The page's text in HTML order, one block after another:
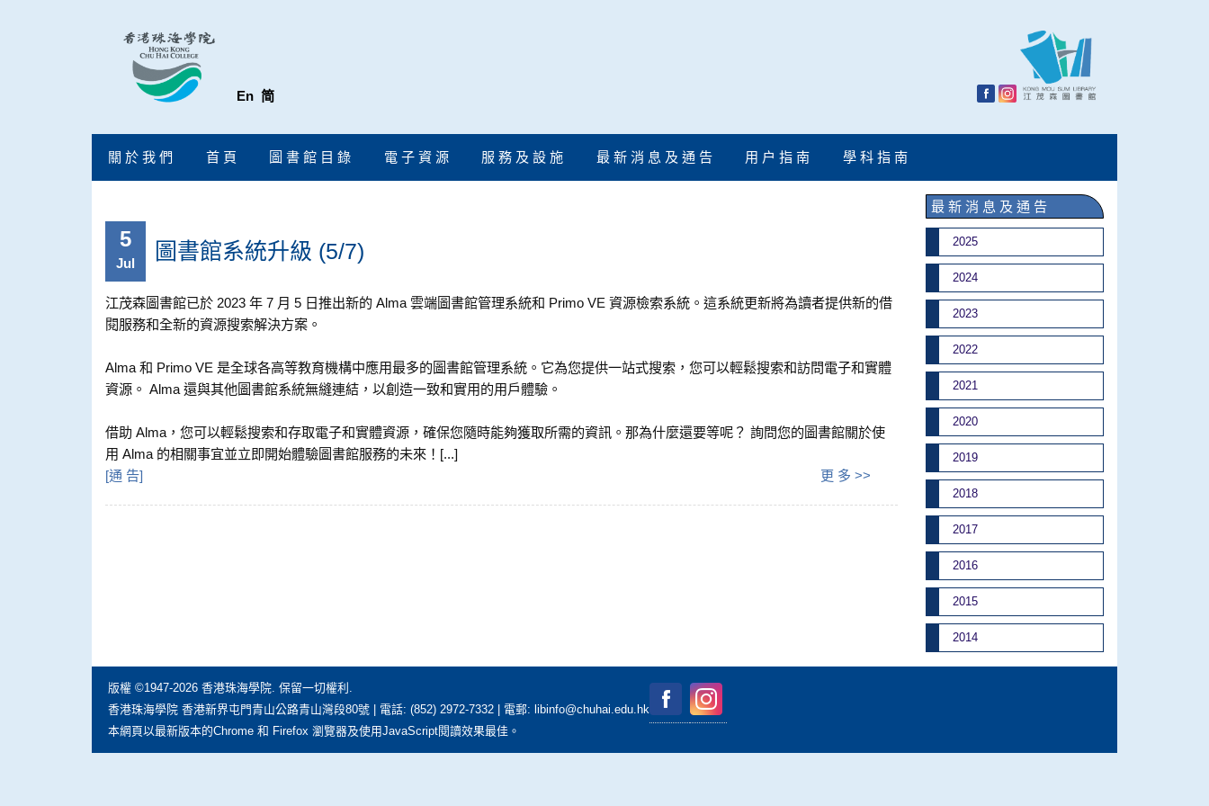
En 简
關 於 我 們 首 頁 圖 書 館 目 錄 電 子 資 源 服 務 及 設 施 最 新 消 息 及 通 告 用 户 指 南 學 科 指 南
5
Jul 圖書館系統升級 (5/7)
江茂森圖書館已於 2023 年 7 月 5 日推出新的 Alma 雲端圖書館管理系統和 Primo VE 資源檢索系統。這系統更新將為讀者提供新的借
閱服務和全新的資源搜索解決方案。
Alma 和 Primo VE 是全球各高等教育機構中應用最多的圖書館管理系統。它為您提供一站式搜索，您可以輕鬆搜索和訪問電子和實體
資源。 Alma 還與其他圖書館系統無縫連結，以創造一致和實用的用戶體驗。
借助 Alma，您可以輕鬆搜索和存取電子和實體資源，確保您隨時能夠獲取所需的資訊。那為什麼還要等呢？ 詢問您的圖書館關於使
用 Alma 的相關事宜並立即開始體驗圖書館服務的未來！[...]
[通 告] 更 多 >>
最 新 消 息 及 通 告
2025
2024
2023
2022
2021
2020
2019
2018
2017
2016
2015
2014
版權 ©1947-2026 香港珠海學院. 保留一切權利.
香港珠海學院 香港新界屯門青山公路青山灣段80號 | 電話: (852) 2972-7332 | 電郵: libinfo@chuhai.edu.hk
本網頁以最新版本的Chrome 和 Firefox 瀏覽器及使用JavaScript閱讀效果最佳。